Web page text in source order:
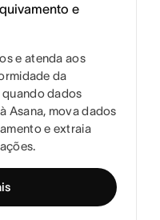
e
e atenda aos
da
quando dados
Asana, mova dados
e extraia